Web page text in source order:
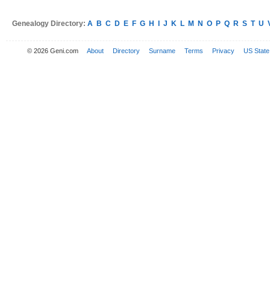
Genealogy Directory: A B C D E F G H J K L M N O P Q R S T U
© 2026 Geni.com About Directory Surname Terms Privacy US